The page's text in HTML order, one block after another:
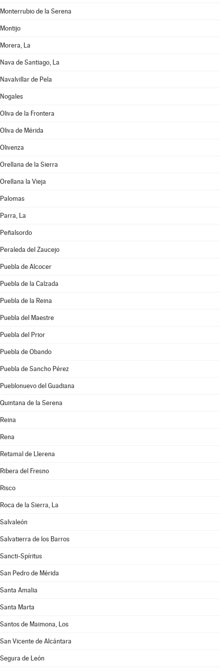
Monterrubio de la Serena
Montijo
Morera, La
Nava de Santiago, La
Navalvillar de Pela
Nogales
Oliva de la Frontera
Oliva de Mérida
Olivenza
Orellana de la Sierra
Orellana la Vieja
Palomas
Parra, La
Peñalsordo
Peraleda del Zaucejo
Puebla de Alcocer
Puebla de la Calzada
Puebla de la Reina
Puebla del Maestre
Puebla del Prior
Puebla de Obando
Puebla de Sancho Pérez
Pueblonuevo del Guadiana
Quintana de la Serena
Reina
Rena
Retamal de Llerena
Ribera del Fresno
Risco
Roca de la Sierra, La
Salvaleón
Salvatierra de los Barros
Sancti-Spíritus
San Pedro de Mérida
Santa Amalia
Santa Marta
Santos de Maimona, Los
San Vicente de Alcántara
Segura de León